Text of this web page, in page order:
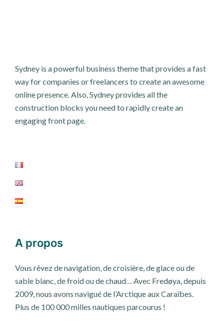
Sydney is a powerful business theme that provides a fast
way for companies or freelancers to create an awesome
online presence. Also, Sydney provides all the
construction blocks you need to rapidly create an
engaging front page.
A propos
Vous rêvez de navigation, de croisière, de glace ou de
sable blanc, de froid ou de chaud… Avec Fredøya, depuis
2009, nous avons navigué de l’Arctique aux Caraïbes.
Plus de 100 000 milles nautiques parcourus !